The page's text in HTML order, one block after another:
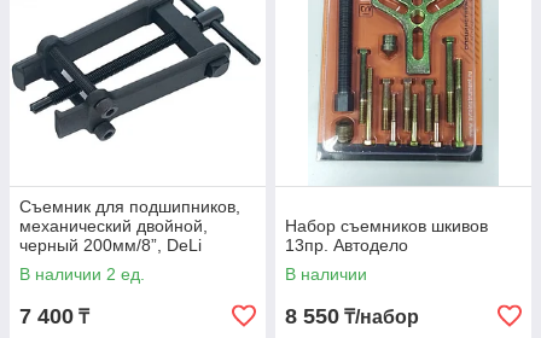
Съемник для подшипников,
механический двойной,
черный 200мм/8”, DeLi
В наличии 2 ед.
7 400 ₸
Набор съемников шкивов
13пр. Автодело
В наличии
8 550 ₸/набор